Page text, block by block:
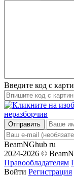
Введите код с
Отправить
BeamNGhub ru
2024-2026 ©
Правообладателям
Войти Регистрация